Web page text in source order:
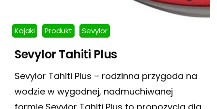
Kajaki Produkt Sevylor
Sevylor Tahiti Plus
Sevylor Tahiti Plus – rodzinna przygoda na
wodzie w wygodnej, nadmuchiwanej